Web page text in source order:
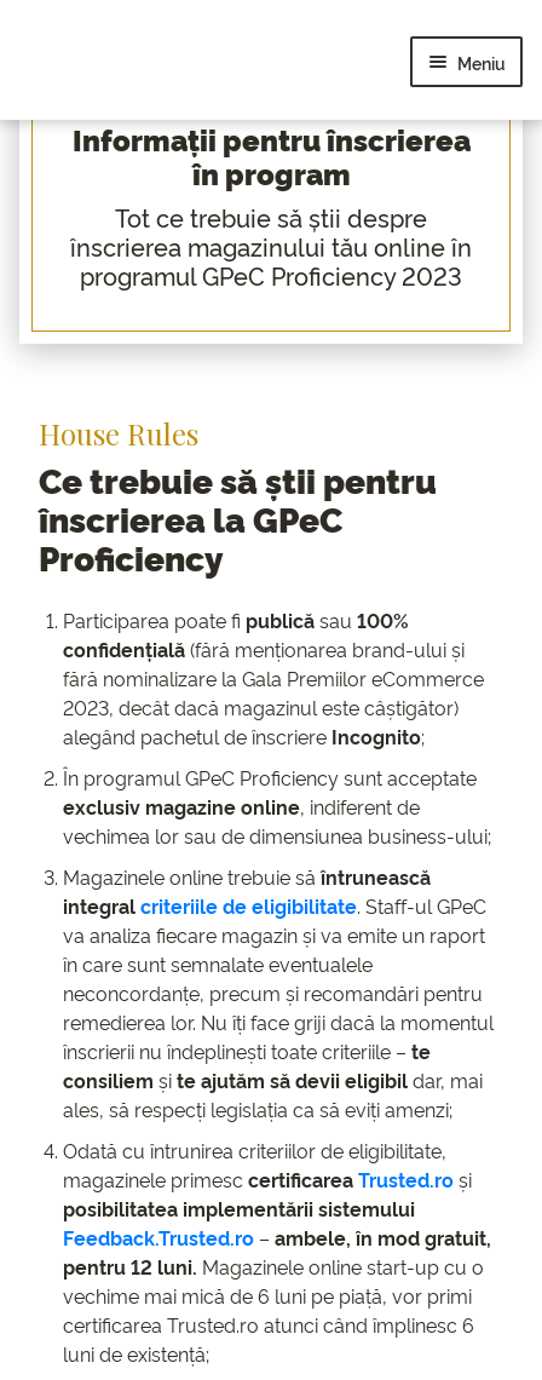
Meniu
GPeC Proficiency
GPeC Moldova
Școala de Vară
GPeC SUMMIT Oct.
Cursuri
Informații pentru înscrierea
în program
Tot ce trebuie să știi despre
înscrierea magazinului tău online în
programul GPeC Proficiency 2023
House Rules
Ce trebuie să știi pentru
înscrierea la GPeC
Proficiency
Participarea poate fi publicăsau 100%
confidențială(fără menționarea brand-ului și
fără nominalizare la Gala Premiilor eCommerce
2023, decât dacă magazinul este câștigător)
alegând pachetul de înscriere Incognito;
În programul GPeC Proficiency sunt acceptate
exclusiv magazine online, indiferent de
vechimea lor sau de dimensiunea business-ului;
Magazinele online trebuie săîntrunească
integralcriteriile de eligibilitate. Staff-ul GPeC
va analiza fiecare magazin și va emite un raport
în care sunt semnalate eventualele
neconcordanțe, precum și recomandări pentru
remedierea lor. Nu îți face griji dacă la momentul
înscrierii nu îndeplinești toate criteriile – te
consiliem șite ajutăm să devii eligibildar, mai
ales, să respecți legislația ca să eviți amenzi;
Odată cu întrunirea criteriilor de eligibilitate,
magazinele primesc certificareaTrusted.roși
posibilitatea implementării sistemului
Feedback.Trusted.ro – ambele, în mod gratuit,
pentru 12 luni. Magazinele online start-up cu o
vechime mai mică de 6 luni pe piață, vor primi
certificarea Trusted.ro atunci când împlinesc 6
luni de existență;